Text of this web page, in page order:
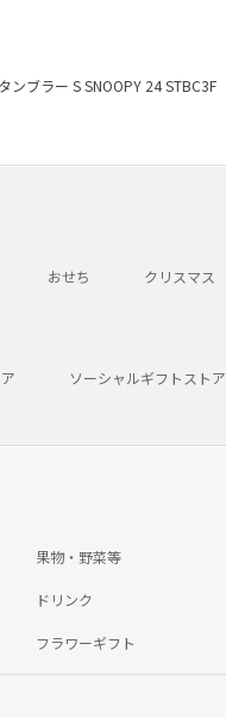
ンブラー S SNOOPY 24 STBC3F
おせち クリスマス
ソーシャルギフトストア
果物・野菜等
ドリンク
フラワーギフト